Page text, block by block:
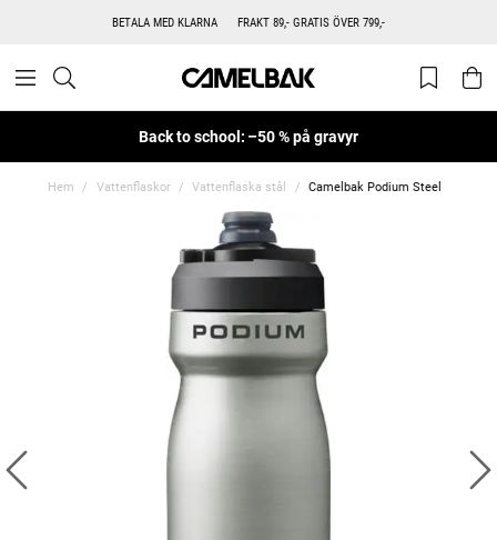
BETALA MED KLARNA FRAKT 89,- GRATIS ÖVER 799,-
Back to school: –50 % på gravyr
Hem Vattenflaskor Vattenflaska stål Camelbak Podium Steel